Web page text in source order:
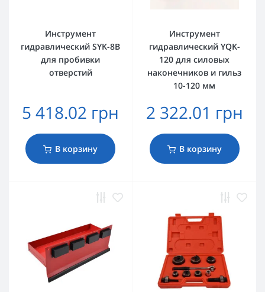
Инструмент
гидравлический SYK-8B
для пробивки
отверстий
5 418.02 грн
В корзину
Инструмент
гидравлический YQK-
120 для силовых
наконечников и гильз
10-120 мм
2 322.01 грн
В корзину